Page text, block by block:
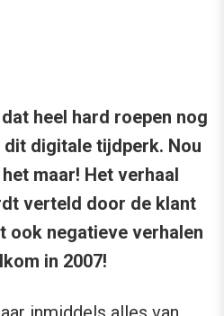
heel hard roepen nog
digitale tijdperk. Nou
maar! Het verhaal
verteld door de klant
ook negatieve verhalen
in 2007!